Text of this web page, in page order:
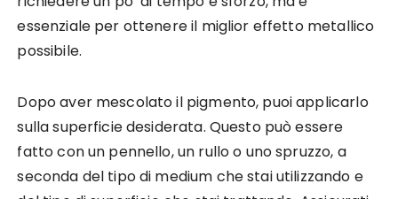
essenziale per ottenere il miglior effetto metallico
possibile.
Dopo aver mescolato il pigmento, puoi applicarlo
sulla superficie desiderata. Questo può essere
fatto con un pennello, un rullo o uno spruzzo, a
seconda del tipo di medium che stai utilizzando e